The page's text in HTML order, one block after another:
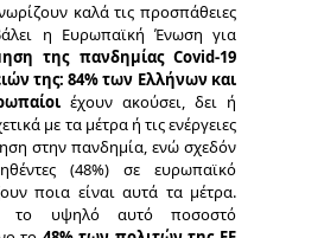
καλά τις προσπάθειες
η Ευρωπαϊκή Ένωση για
της πανδημίας Covid-19
της: 84% των Ελλήνων και
έχουν ακούσει, δει ή
με τα μέτρα ή τις ενέργειες
στην πανδημία, ενώ σχεδόν
(48%) σε ευρωπαϊκό
ποια είναι αυτά τα μέτρα.
το υψηλό αυτό ποσοστό